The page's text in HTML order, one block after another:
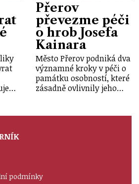
Přerov
převezme péči
o hrob Josefa
Kainara
Město Přerov podniká dva
významné kroky v péči o
památku osobností, které
zásadně ovlivnily jeho…
podmínky